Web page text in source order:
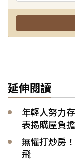
延伸閱讀
年輕人努力
表揭購屋負
無懼打炒房
飛